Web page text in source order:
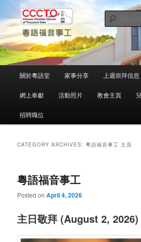
to
primary
content
to
secondary
content千橡城基督教會
中文粵語事工
關於粵語堂 家事分享 上週崇拜信息
網上奉獻 活動照片 教會主頁
招聘職位
CATEGORY ARCHIVES:粵語福音事工 主頁
粵語福音事工
Posted onApril 4, 2026
主日敬拜 (August 2,